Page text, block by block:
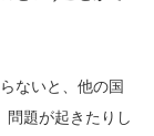
ないと、他の国
問題が起きたりし